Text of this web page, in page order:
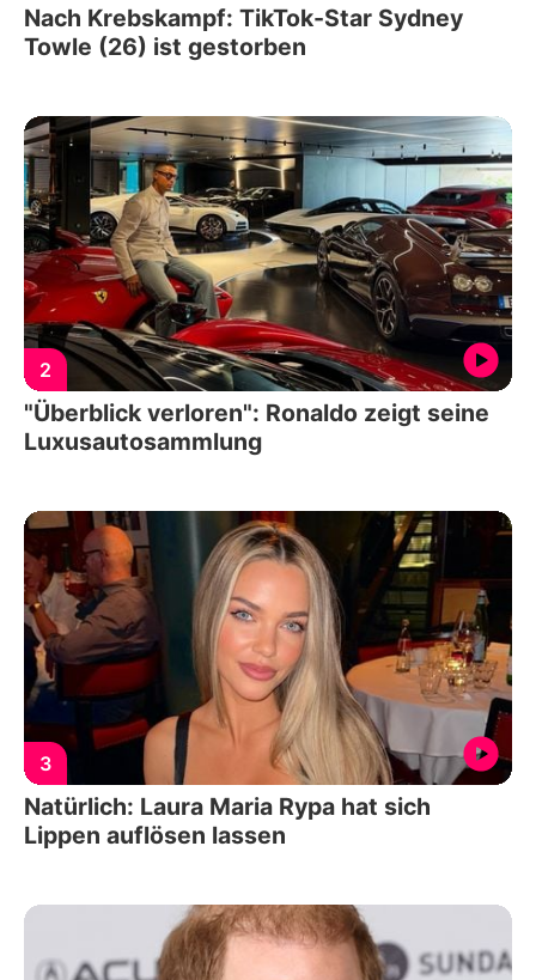
Nach Krebskampf: TikTok-Star Sydney
Towle (26) ist gestorben
2
"Überblick verloren": Ronaldo zeigt seine
Luxusautosammlung
3
Natürlich: Laura Maria Rypa hat sich
Lippen auflösen lassen